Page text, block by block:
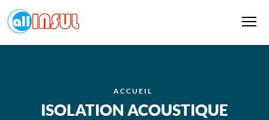
ACCUEIL
ISOLATION ACOUSTIQUE